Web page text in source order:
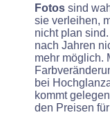
Fotos sind
sie verleihen,
nicht plan
nach Jahren
mehr möglich.
bei
kommt
den Preisen